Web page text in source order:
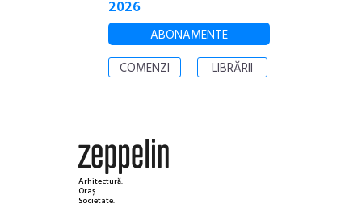
2026
ABONAMENTE
COMENZI
LIBRĂRII
Arhitectură.
Oraș.
Societate.